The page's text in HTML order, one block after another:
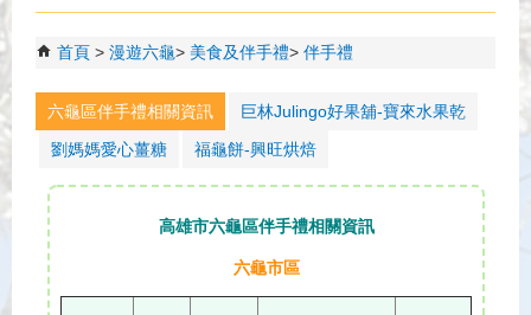
首頁 漫遊六龜 美食及伴手禮 伴手禮
六龜區伴手禮相關資訊
巨林Julingo好果舖-寶來水果乾
劉媽媽愛心薑糖
福龜餅-興旺烘焙
高雄市六龜區伴手禮相關資訊
六龜市區